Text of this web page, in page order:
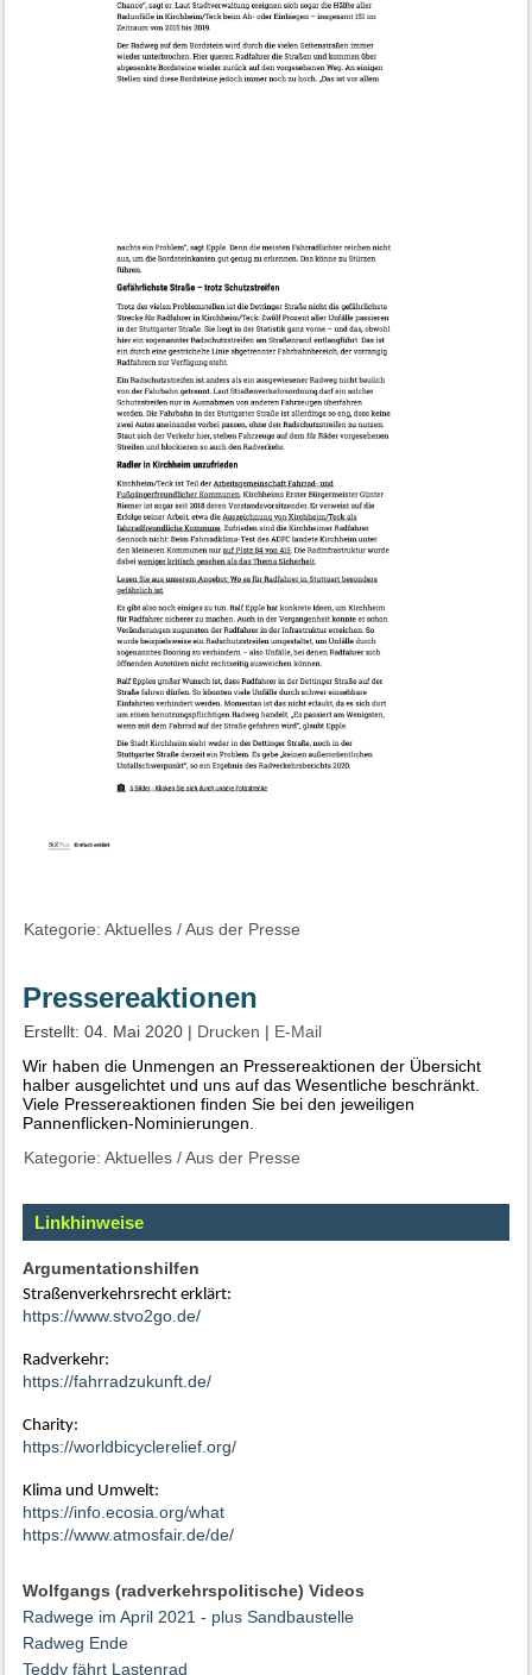
Kategorie:Aktuelles /Aus der Presse
Pressereaktionen
Erstellt: 04. Mai 2020 | Drucken | E-Mail
Wir haben die Unmengen an Pressereaktionen der Übersicht
halber ausgelichtet und uns auf das Wesentliche beschränkt.
Viele Pressereaktionen finden Sie bei den jeweiligen
Pannenflicken-Nominierungen.
Kategorie:Aktuelles /Aus der Presse
Linkhinweise
Argumentationshilfen
Straßenverkehrsrecht erklärt:
https://www.stvo2go.de/
Radverkehr:
https://fahrradzukunft.de/
Charity:
https://worldbicyclerelief.org/
Klima und Umwelt:
https://info.ecosia.org/what
https://www.atmosfair.de/de/
Wolfgangs (radverkehrspolitische) Videos
Radwege im April 2021 - plus Sandbaustelle
Radweg Ende
Teddy fährt Lastenrad